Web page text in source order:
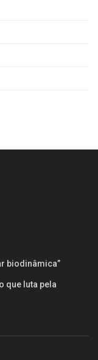
biodinâmica”
que luta pela